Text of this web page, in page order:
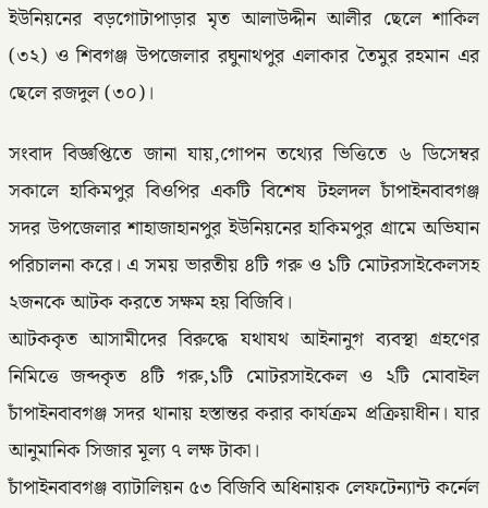
ইউনিয়নের বড়গোটাপাড়ার মৃত আলাউদ্দীন আলীর ছেলে শাকিল
(৩২) ও শিবগঞ্জ উপজেলার রঘুনাথপুর এলাকার তৈমুর রহমান এর
ছেলে রজদুল (৩০)।
সংবাদ বিজ্ঞপ্তিতে জানা যায়,গোপন তথ্যের ভিত্তিতে ৬ ডিসেম্বর
সকালে হাকিমপুর বিওপির একটি বিশেষ টহলদল চাঁপাইনবাবগঞ্জ
সদর উপজেলার শাহাজাহানপুর ইউনিয়নের হাকিমপুর গ্রামে অভিযান
পরিচালনা করে। এ সময় ভারতীয় ৪টি গরু ও ১টি মোটরসাইকেলসহ
২জনকে আটক করতে সক্ষম হয় বিজিবি।
আটককৃত আসামীদের বিরুদ্ধে যথাযথ আইনানুগ ব্যবস্থা গ্রহণের
নিমিত্তে জব্দকৃত ৪টি গরু,১টি মোটরসাইকেল ও ২টি মোবাইল
চাঁপাইনবাবগঞ্জ সদর থানায় হস্তান্তর করার কার্যক্রম প্রক্রিয়াধীন। যার
আনুমানিক সিজার মূল্য ৭ লক্ষ টাকা।
চাঁপাইনবাবগঞ্জ ব্যাটালিয়ন ৫৩ বিজিবি অধিনায়ক লেফটেন্যান্ট কর্নেল